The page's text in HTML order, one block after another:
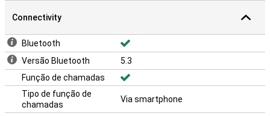
Connectivity
Bluetooth
Versão Bluetooth
5.3
Função de chamadas
Tipo de função de
chamadas
Via smartphone